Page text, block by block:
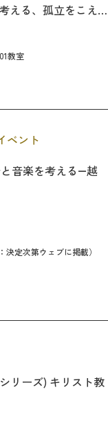
教室
ベント
音楽を考える―越
決定次第ウェブに掲載）
リーズ) キリスト教